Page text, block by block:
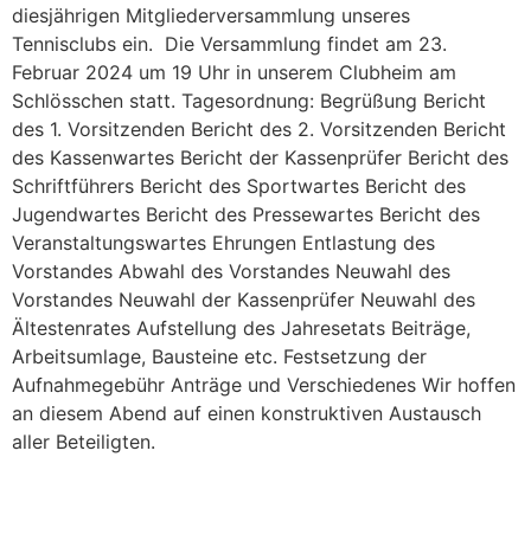
diesjährigen Mitgliederversammlung unseres
Tennisclubs ein. Die Versammlung findet am 23.
Februar 2024 um 19 Uhr in unserem Clubheim am
Schlösschen statt. Tagesordnung: Begrüßung Bericht
des 1. Vorsitzenden Bericht des 2. Vorsitzenden Bericht
des Kassenwartes Bericht der Kassenprüfer Bericht des
Schriftführers Bericht des Sportwartes Bericht des
Jugendwartes Bericht des Pressewartes Bericht des
Veranstaltungswartes Ehrungen Entlastung des
Vorstandes Abwahl des Vorstandes Neuwahl des
Vorstandes Neuwahl der Kassenprüfer Neuwahl des
Ältestenrates Aufstellung des Jahresetats Beiträge,
Arbeitsumlage, Bausteine etc. Festsetzung der
Aufnahmegebühr Anträge und Verschiedenes Wir hoffen
an diesem Abend auf einen konstruktiven Austausch
aller Beteiligten.